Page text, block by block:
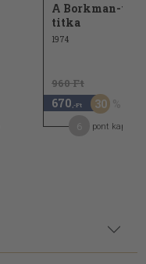
A Borkman-
titka
1974
960 Ft
670 ,-Ft 30
pont kapható